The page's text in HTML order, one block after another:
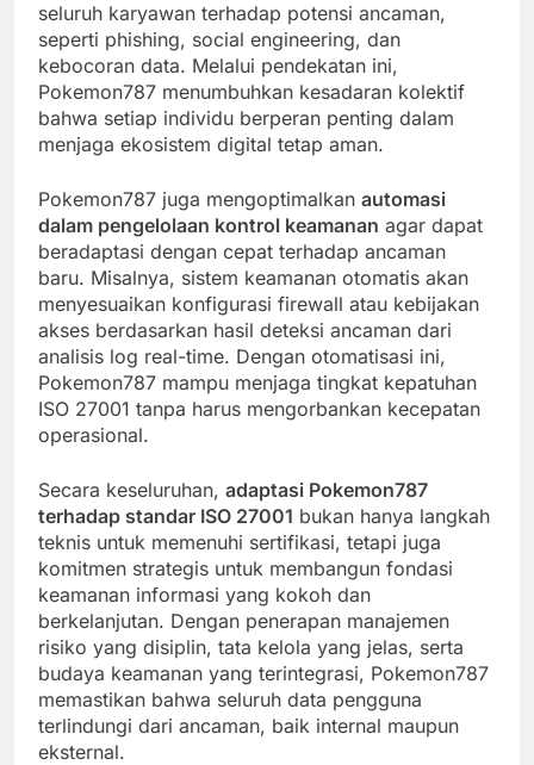
seluruh karyawan terhadap potensi ancaman,
seperti phishing, social engineering, dan
kebocoran data. Melalui pendekatan ini,
Pokemon787 menumbuhkan kesadaran kolektif
bahwa setiap individu berperan penting dalam
menjaga ekosistem digital tetap aman.
Pokemon787 juga mengoptimalkan automasi
dalam pengelolaan kontrol keamanan agar dapat
beradaptasi dengan cepat terhadap ancaman
baru. Misalnya, sistem keamanan otomatis akan
menyesuaikan konfigurasi firewall atau kebijakan
akses berdasarkan hasil deteksi ancaman dari
analisis log real-time. Dengan otomatisasi ini,
Pokemon787 mampu menjaga tingkat kepatuhan
ISO 27001 tanpa harus mengorbankan kecepatan
operasional.
Secara keseluruhan, adaptasi Pokemon787
terhadap standar ISO 27001 bukan hanya langkah
teknis untuk memenuhi sertifikasi, tetapi juga
komitmen strategis untuk membangun fondasi
keamanan informasi yang kokoh dan
berkelanjutan. Dengan penerapan manajemen
risiko yang disiplin, tata kelola yang jelas, serta
budaya keamanan yang terintegrasi, Pokemon787
memastikan bahwa seluruh data pengguna
terlindungi dari ancaman, baik internal maupun
eksternal.